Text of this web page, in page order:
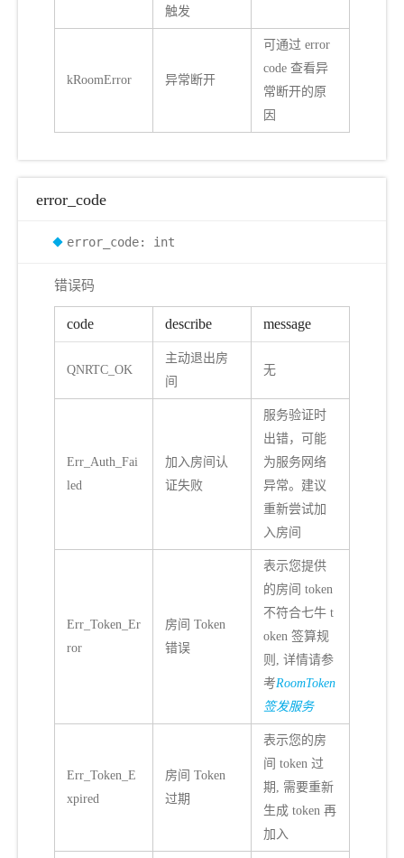
触发
kRoomError 异常断开
可通过 error
code 查看异
常断开的原
因
error_code
error_code: int
错误码
code describe message
QNRTC_OK
主动退出房
间
无
Err_Auth_Fai
led
加入房间认
证失败
服务验证时
出错，可能
为服务网络
异常。建议
重新尝试加
入房间
Err_Token_Er
ror
房间 Token
错误
表示您提供
的房间 token
不符合七牛 t
oken 签算规
则, 详情请参
考RoomToken
签发服务
Err_Token_E
xpired
房间 Token
过期
表示您的房
间 token 过
期, 需要重新
生成 token 再
加入